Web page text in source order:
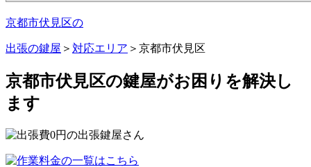
京都市伏見区の
出張の鍵屋 ＞ 対応エリア ＞ 京都市伏見区
京都市伏見区の鍵屋がお困りを解決し
ます